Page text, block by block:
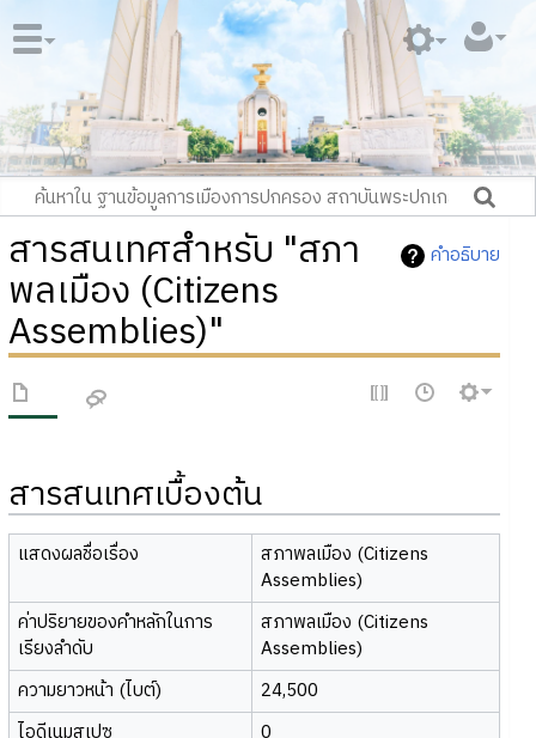
คำอธิบาย
สารสนเทศสำหรับ "สภา
พลเมือง (Citizens
Assemblies)"
สารสนเทศเบื้องต้น
แสดงผลชื่อเรื่อง
สภาพลเมือง (Citizens
Assemblies)
ค่าปริยายของคำหลักในการ
เรียงลำดับ
สภาพลเมือง (Citizens
Assemblies)
ความยาวหน้า (ไบต์)
24,500